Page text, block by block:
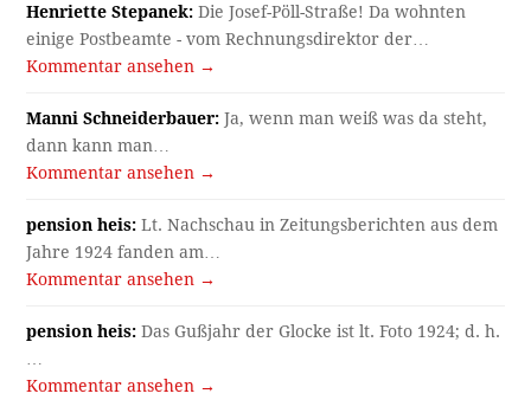
Henriette Stepanek: Die Josef-Pöll-Straße! Da wohnten
einige Postbeamte - vom Rechnungsdirektor der…
Kommentar ansehen →
Manni Schneiderbauer: Ja, wenn man weiß was da steht,
dann kann man…
Kommentar ansehen →
pension heis: Lt. Nachschau in Zeitungsberichten aus dem
Jahre 1924 fanden am…
Kommentar ansehen →
pension heis: Das Gußjahr der Glocke ist lt. Foto 1924; d. h.
…
Kommentar ansehen →